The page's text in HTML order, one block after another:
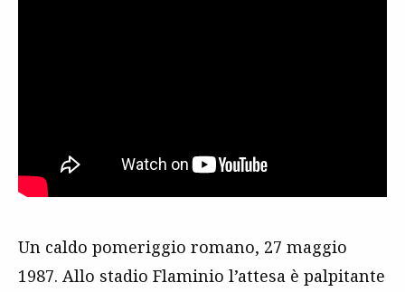
Un caldo pomeriggio romano, 27 maggio
1987. Allo stadio Flaminio l’attesa è palpitante